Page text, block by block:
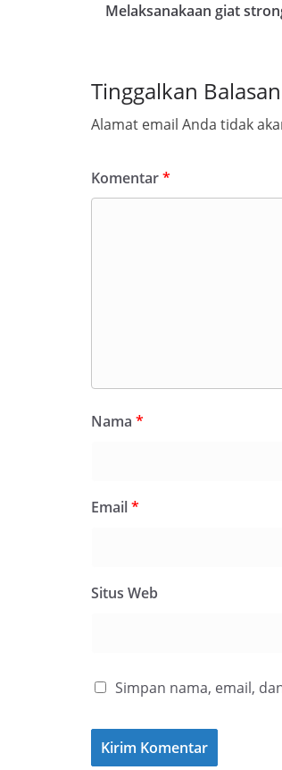
Melaksanakaan giat
Tinggalkan Balasan
Alamat email Anda tidak
Komentar*
Nama *
Email*
Situs Web
Simpan nama, email,